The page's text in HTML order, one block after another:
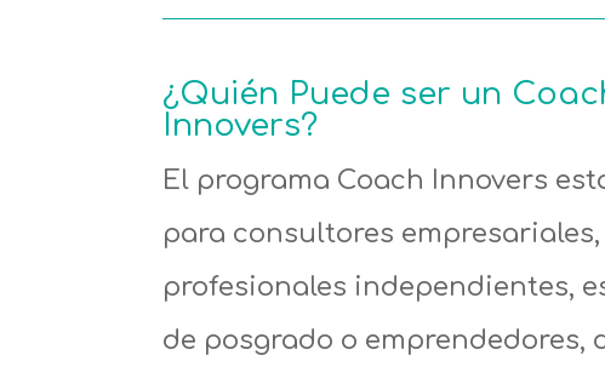
¿Quién Puede ser un
Innovers?
El programa Coach Innovers
para consultores empresariales,
profesionales independientes,
de posgrado o emprendedores,